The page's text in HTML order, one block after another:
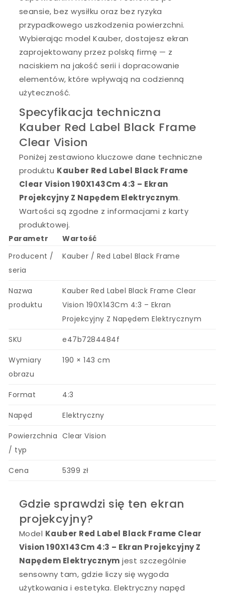
seansie, bez wysiłku oraz bez ryzyka
przypadkowego uszkodzenia powierzchni.
Wybierając model Kauber, dostajesz ekran
zaprojektowany przez polską firmę — z
naciskiem na jakość serii i dopracowanie
elementów, które wpływają na codzienną
użyteczność.
Specyfikacja techniczna
Kauber Red Label Black Frame
Clear Vision
Poniżej zestawiono kluczowe dane techniczne
produktu Kauber Red Label Black Frame
Clear Vision 190X143Cm 4:3 – Ekran
Projekcyjny Z Napędem Elektrycznym.
Wartości są zgodne z informacjami z karty
produktowej.
Parametr
Wartość
Producent /
seria
Kauber / Red Label Black Frame
Nazwa
produktu
Kauber Red Label Black Frame Clear
Vision 190X143Cm 4:3 – Ekran
Projekcyjny Z Napędem Elektrycznym
SKU e47b7284484f
Wymiary
obrazu
190 × 143 cm
Format 4:3
Napęd Elektryczny
Powierzchnia
/ typ
Clear Vision
Cena 5399 zł
Gdzie sprawdzi się ten ekran
projekcyjny?
Model Kauber Red Label Black Frame Clear
Vision 190X143Cm 4:3 – Ekran Projekcyjny Z
Napędem Elektrycznym jest szczególnie
sensowny tam, gdzie liczy się wygoda
użytkowania i estetyka. Elektryczny napęd